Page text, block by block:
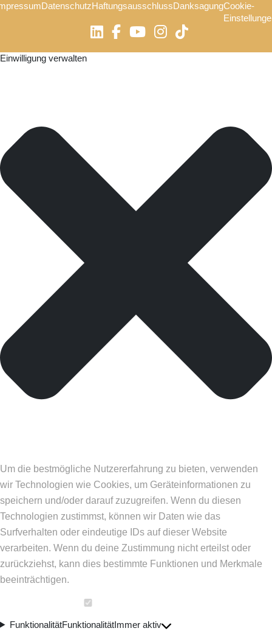
DatenschutzHaftungsausschlussDanksagungCookie-
Einwilligung verwalten
Um die bestmögliche Nutzererfahrung zu bieten, verwenden
wir Technologien wie Cookies, um Geräteinformationen zu
speichern und/oder darauf zuzugreifen. Wenn du diesen
Technologien zustimmst, können wir Daten wie das
Surfverhalten oder eindeutige IDs auf dieser Website
verarbeiten. Wenn du deine Zustimmung nicht erteilst oder
zurückziehst, kann dies bestimmte Funktionen und Merkmale
beeinträchtigen.
FunktionalitätFunktionalitätImmer aktiv